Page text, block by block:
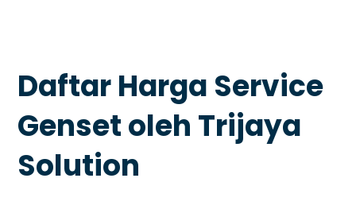
Daftar Harga Service
Genset oleh Trijaya
Solution